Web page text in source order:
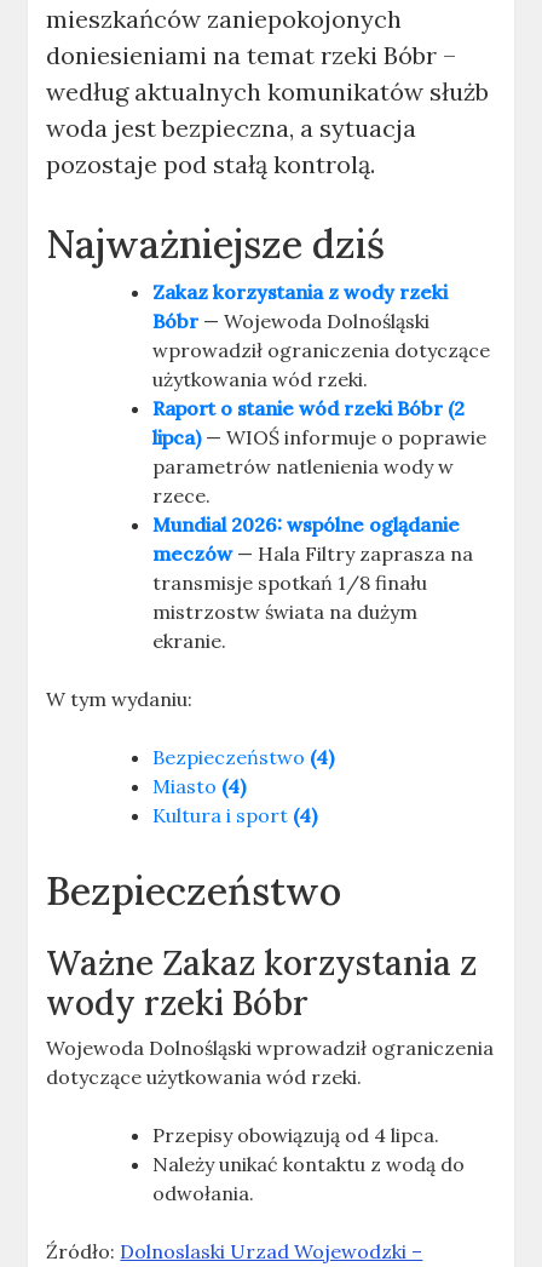
mieszkańców zaniepokojonych
doniesieniami na temat rzeki Bóbr –
według aktualnych komunikatów służb
woda jest bezpieczna, a sytuacja
pozostaje pod stałą kontrolą.
Najważniejsze dziś
Zakaz korzystania z wody rzeki
Bóbr— Wojewoda Dolnośląski
wprowadził ograniczenia dotyczące
użytkowania wód rzeki.
Raport o stanie wód rzeki Bóbr (2
lipca)— WIOŚ informuje o poprawie
parametrów natlenienia wody w
rzece.
Mundial 2026: wspólne oglądanie
meczów— Hala Filtry zaprasza na
transmisje spotkań 1/8 finału
mistrzostw świata na dużym
ekranie.
W tym wydaniu:
Bezpieczeństwo (4)
Miasto (4)
Kultura i sport (4)
Bezpieczeństwo
Ważne Zakaz korzystania z
wody rzeki Bóbr
Wojewoda Dolnośląski wprowadził ograniczenia
dotyczące użytkowania wód rzeki.
Przepisy obowiązują od 4 lipca.
Należy unikać kontaktu z wodą do
odwołania.
Źródło: Dolnoslaski Urzad Wojewodzki –